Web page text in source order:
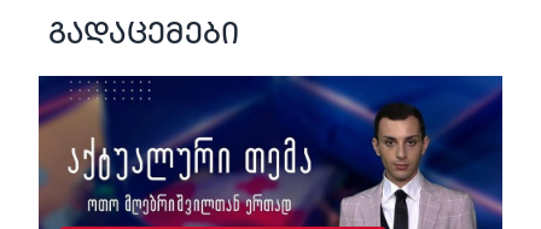
გადაცემები